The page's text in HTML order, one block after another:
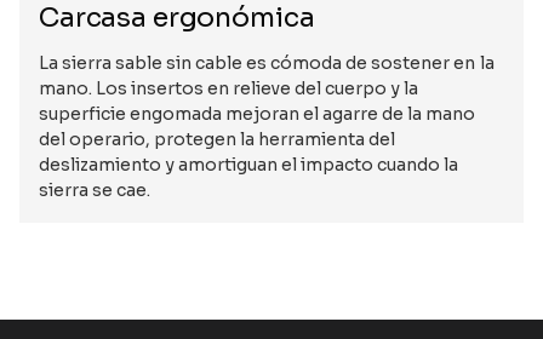
Carcasa ergonómica
La sierra sable sin cable es cómoda de sostener en la
mano. Los insertos en relieve del cuerpo y la
superficie engomada mejoran el agarre de la mano
del operario, protegen la herramienta del
deslizamiento y amortiguan el impacto cuando la
sierra se cae.